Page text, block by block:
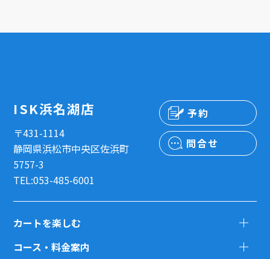
ISK浜名湖店
〒431-1114
静岡県浜松市中央区佐浜町
5757-3
TEL:053-485-6001
予約
問合せ
カートを楽しむ
コース・料金案内